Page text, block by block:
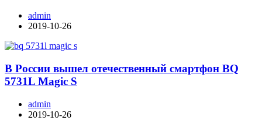
admin
2019-10-26
В России вышел отечественный смартфон BQ
5731L Magic S
admin
2019-10-26